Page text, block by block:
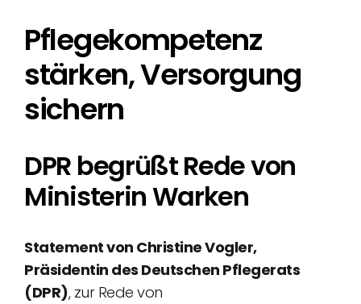
Pflegekompetenz
stärken, Versorgung
sichern
DPR begrüßt Rede von
Ministerin Warken
Statement von Christine Vogler,
Präsidentin des Deutschen Pflegerats
(DPR), zur Rede von